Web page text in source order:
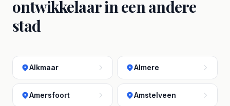
ontwikkelaar in een andere
stad
Alkmaar Almere
Amersfoort Amstelveen